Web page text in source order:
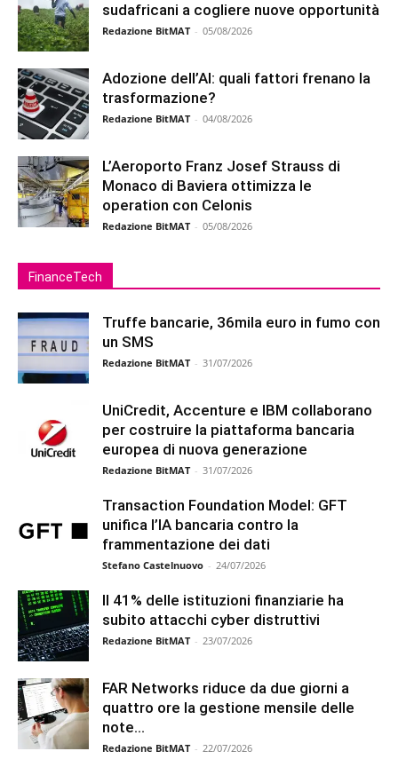
sudafricani a cogliere nuove opportunità
Redazione BitMAT - 05/08/2026
Adozione dell’AI: quali fattori frenano la
trasformazione?
Redazione BitMAT - 04/08/2026
L’Aeroporto Franz Josef Strauss di
Monaco di Baviera ottimizza le
operation con Celonis
Redazione BitMAT - 05/08/2026
FinanceTech
Truffe bancarie, 36mila euro in fumo con
un SMS
Redazione BitMAT - 31/07/2026
UniCredit, Accenture e IBM collaborano
per costruire la piattaforma bancaria
europea di nuova generazione
Redazione BitMAT - 31/07/2026
Transaction Foundation Model: GFT
unifica l’IA bancaria contro la
frammentazione dei dati
Stefano Castelnuovo - 24/07/2026
Il 41% delle istituzioni finanziarie ha
subito attacchi cyber distruttivi
Redazione BitMAT - 23/07/2026
FAR Networks riduce da due giorni a
quattro ore la gestione mensile delle
note...
Redazione BitMAT - 22/07/2026